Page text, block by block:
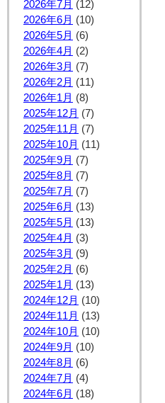
2026年7月 (12)
2026年6月 (10)
2026年5月 (6)
2026年4月 (2)
2026年3月 (7)
2026年2月 (11)
2026年1月 (8)
2025年12月 (7)
2025年11月 (7)
2025年10月 (11)
2025年9月 (7)
2025年8月 (7)
2025年7月 (7)
2025年6月 (13)
2025年5月 (13)
2025年4月 (3)
2025年3月 (9)
2025年2月 (6)
2025年1月 (13)
2024年12月 (10)
2024年11月 (13)
2024年10月 (10)
2024年9月 (10)
2024年8月 (6)
2024年7月 (4)
2024年6月 (18)